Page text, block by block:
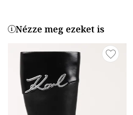
Nézze meg ezeket is